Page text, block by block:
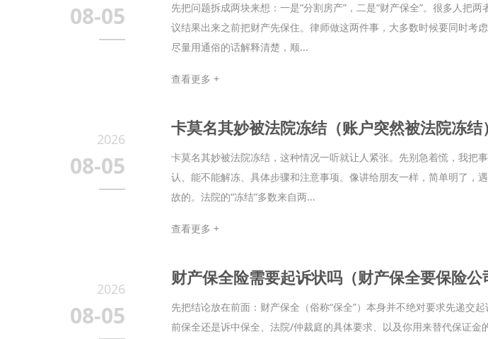
08-05
先把问题拆成两块来想：一是“分割房产”，二是“财产保全”。很多人
议结果出来之前把财产先保住。律师做这两件事，大多数时候要同时考
尽量用通俗的话解释清楚，顺...
查看更多 +
2026
08-05
卡莫名其妙被法院冻结（账户突然被法院冻结）
卡莫名其妙被法院冻结，这种情况一听就让人紧张。先别急着慌，我把
认、能不能解冻、具体步骤和注意事项。像讲给朋友一样，简单明了，
故的。法院的“冻结”多数来自两...
查看更多 +
2026
08-05
财产保全险需要起诉状吗（财产保全要保险公
先把结论放在前面：财产保全（俗称“保全”）本身并不绝对要求先递交
前保全还是诉中保全、法院/仲裁庭的具体要求、以及你用来替代保证金